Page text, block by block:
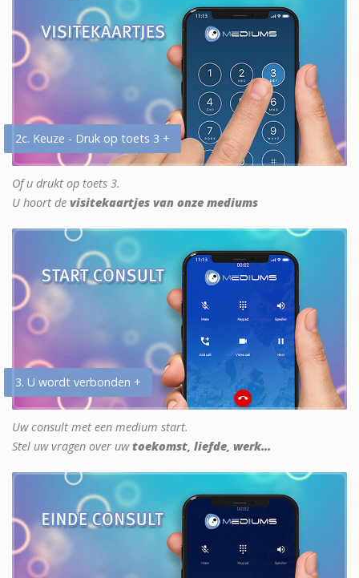
2c. Keuze - Druk op toets 3 +
Of u drukt op toets 3.
U hoort de visitekaartjes van onze mediums
3. U wordt verbonden +
Uw consult met een medium start.
Stel uw vragen over uwtoekomst, liefde, werk...